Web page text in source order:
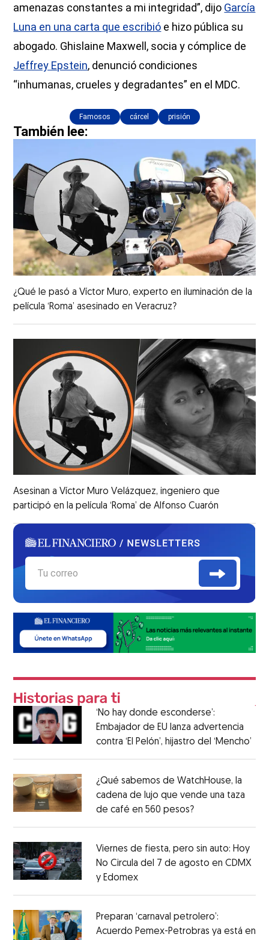
amenazas constantes a mi integridad”, dijo García
Luna en una carta que escribió e hizo pública su
abogado. Ghislaine Maxwell, socia y cómplice de
Jeffrey Epstein, denunció condiciones
“inhumanas, crueles y degradantes” en el MDC.
Famosos cárcel prisión
También lee:
¿Qué le pasó a Víctor Muro, experto en iluminación de la
película ‘Roma’ asesinado en Veracruz?
Asesinan a Víctor Muro Velázquez, ingeniero que
participó en la película ‘Roma’ de Alfonso Cuarón
‘No hay donde esconderse’:
Embajador de EU lanza advertencia
contra ‘El Pelón’, hijastro del ‘Mencho’
¿Qué sabemos de WatchHouse, la
cadena de lujo que vende una taza
de café en 560 pesos?
Viernes de fiesta, pero sin auto: Hoy
No Circula del 7 de agosto en CDMX
y Edomex
Preparan ‘carnaval petrolero’:
Acuerdo Pemex-Petrobras ya está en